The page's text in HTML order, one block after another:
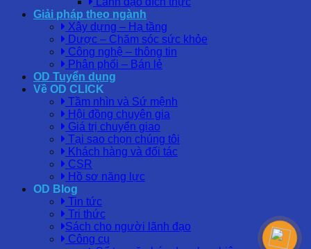
Giải pháp theo ngành
Xây dựng – Hạ tầng
Dược – Chăm sóc sức khỏe
Công nghệ – thông tin
Phân phối – Bán lẻ
OD Tuyển dụng
Về OD CLICK
Tầm nhìn và Sứ mệnh
Hội đồng chuyên gia
Giá trị chuyển giao
Tại sao chọn chúng tôi
Khách hàng và đối tác
CSR
Hồ sơ năng lực
OD Blog
Tin tức
Tri thức
Sách cho người lãnh đạo
Công cụ